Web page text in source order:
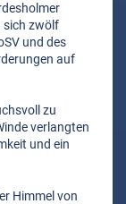
sich zwölf
und des
auf
zu
verlangten
und ein
Himmel von